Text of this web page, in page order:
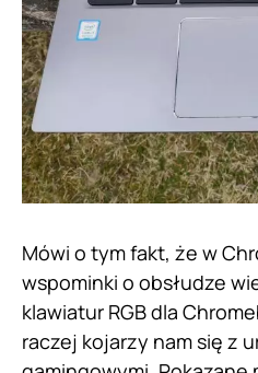
Mówi o tym fakt, że w
wspominki o obsłudze
klawiatur RGB dla
raczej kojarzy nam się z